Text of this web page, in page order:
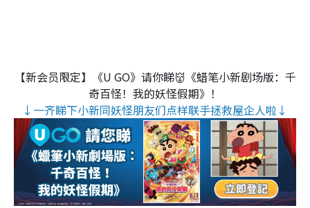
【新会员限定】《U GO》请你睇👹《蜡笔小新剧场版：千
奇百怪！我的妖怪假期》！
↓一齐睇下小新同妖怪朋友们点样联手拯救屋企人啦↓